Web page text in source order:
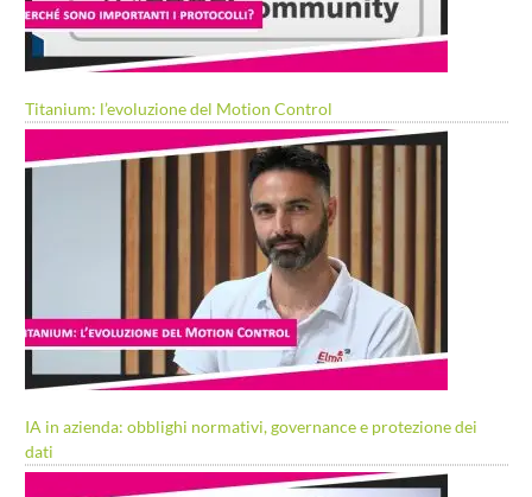
Titanium: l’evoluzione del Motion Control
IA in azienda: obblighi normativi, governance e protezione dei
dati